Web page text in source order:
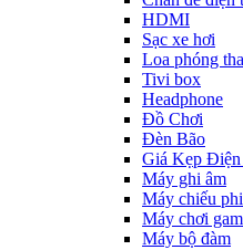
HDMI
Sạc xe hơi
Loa phóng
Tivi box
Headphone
Đồ Chơi
Đèn Bão
Giá Kẹp Điện
Máy ghi âm
Máy chiếu
Máy chơi
Máy bộ đàm